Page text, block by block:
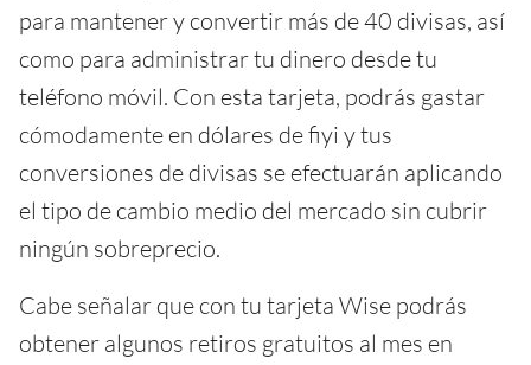
para mantener y convertir más de 40 divisas, así
como para administrar tu dinero desde tu
teléfono móvil. Con esta tarjeta, podrás gastar
cómodamente en dólares de fiyi y tus
conversiones de divisas se efectuarán aplicando
el tipo de cambio medio del mercado sin cubrir
ningún sobreprecio.
Cabe señalar que con tu tarjeta Wise podrás
obtener algunos retiros gratuitos al mes en